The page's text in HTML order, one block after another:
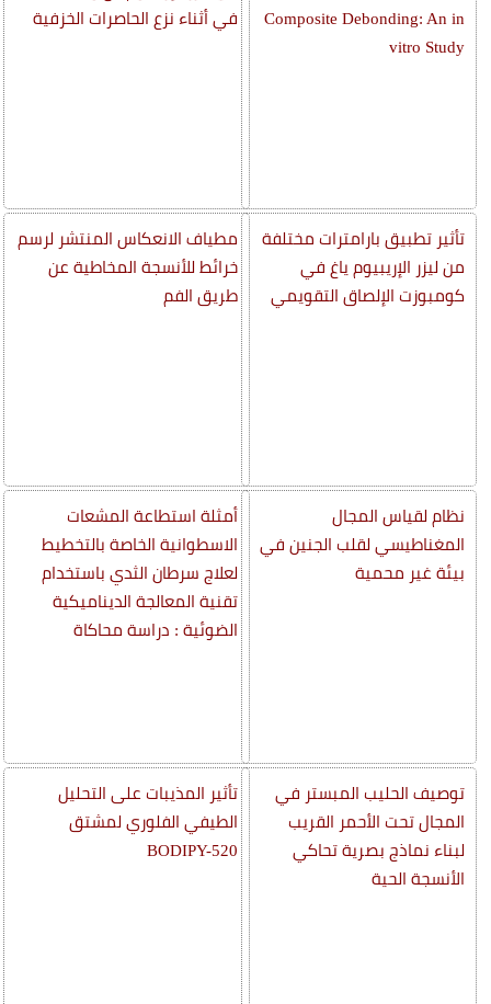
Composite Debonding: An in
vitro Study
تأثير تطبيق بارامترات مختلفة
من ليزر الإريبيوم ياغ في
كومبوزت الإلصاق التقويمي
نظام لقياس المجال
المغناطيسي لقلب الجنين في
بيئة غير محمية
توصيف الحليب المبستر في
المجال تحت الأحمر القريب
لبناء نماذج بصرية تحاكي
الأنسجة الحية
في أثناء نزع الحاصرات الخزفية
مطياف الانعكاس المنتشر لرسم
خرائط للأنسجة المخاطية عن
طريق الفم
أمثلة استطاعة المشعات
الاسطوانية الخاصة بالتخطيط
لعلاج سرطان الثدي باستخدام
تقنية المعالجة الديناميكية
الضوئية : دراسة محاكاة
تأثير المذيبات على التحليل
الطيفي الفلوري لمشتق
BODIPY-520